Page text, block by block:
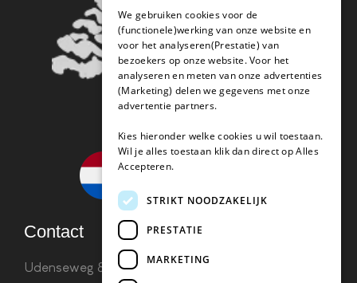
Contact
Udenseweg 8B 5405 PA Udeninfo(@)koffie-
We gebruiken cookies voor de
(functionele)werking van onze website en
voor het analyseren(Prestatie) van
bezoekers op onze website. Voor het
analyseren en meten van onze advertenties
(Marketing) delen we gegevens met onze
advertentie partners.
Kies hieronder welke cookies u wil toestaan.
Wil je alles toestaan klik dan direct op Alles
Accepteren.
STRIKT NOODZAKELIJK
PRESTATIE
MARKETING